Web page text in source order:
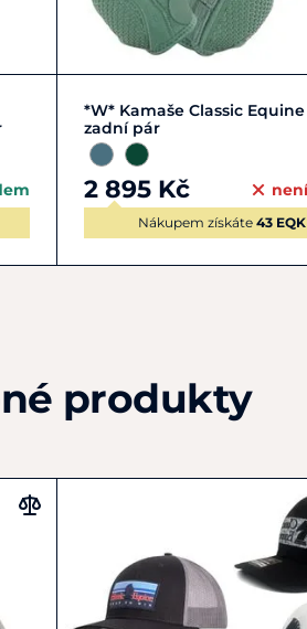
Zobrazit detail
*W* Kamaše Classic
zadní pár
2 895 Kč
Nákupem získáte 43 EQK
produkty